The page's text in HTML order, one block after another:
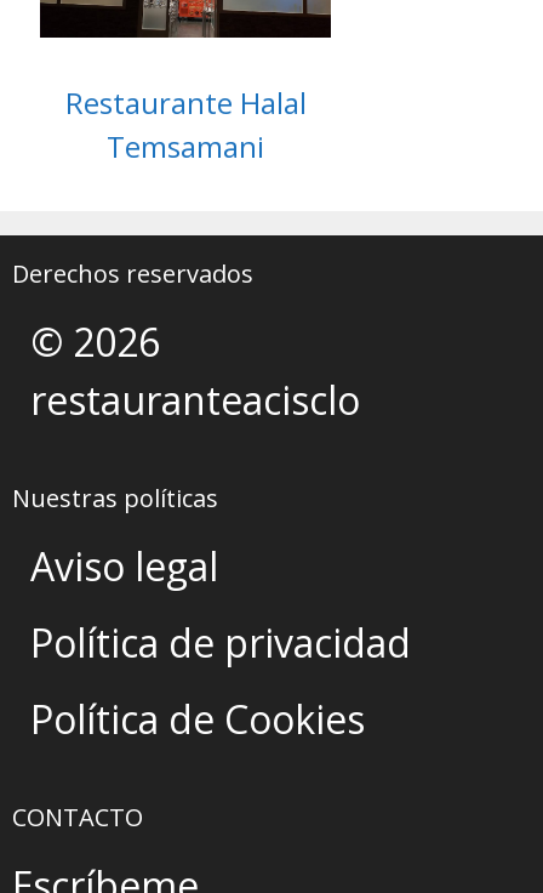
Restaurante Halal
Temsamani
Derechos reservados
© 2026
restauranteacisclo
Nuestras políticas
Aviso legal
Política de privacidad
Política de Cookies
CONTACTO